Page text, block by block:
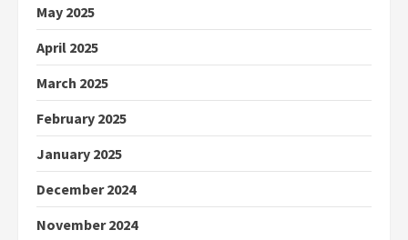
May 2025
April 2025
March 2025
February 2025
January 2025
December 2024
November 2024